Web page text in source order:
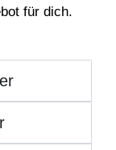
für dich.